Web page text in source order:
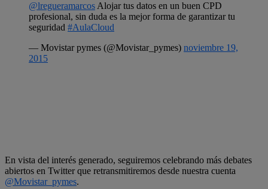
@lregueramarcos Alojar tus datos en un buen CPD
profesional, sin duda es la mejor forma de garantizar tu
seguridad #AulaCloud
— Movistar pymes (@Movistar_pymes) noviembre 19,
2015
En vista del interés generado, seguiremos celebrando más debates
abiertos en Twitter que retransmitiremos desde nuestra cuenta
@Movistar_pymes.